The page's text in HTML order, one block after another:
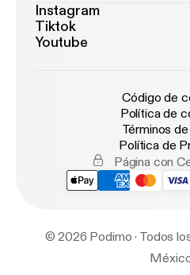
Instagram
Tiktok
Youtube
Código de
Política de
Términos
Política de
Página con
© 2026 Podimo · Todos